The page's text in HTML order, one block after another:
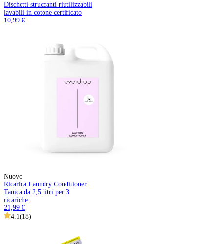
Dischetti struccanti riutilizzabili
lavabili in cotone certificato
10,99 €
Nuovo
Ricarica Laundry Conditioner
Tanica da 2,5 litri per 3
ricariche
21,99 €
4.1 (18)